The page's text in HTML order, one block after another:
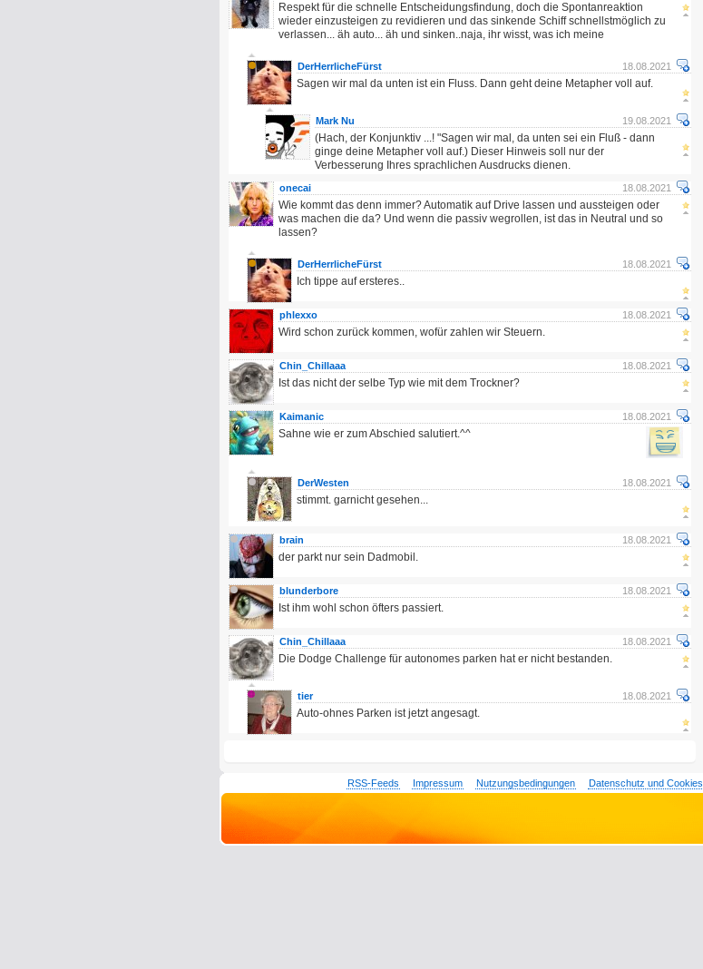
Respekt für die schnelle Entscheidungsfindung, doch die Spontanreaktion
wieder einzusteigen zu revidieren und das sinkende Schiff schnellstmöglich zu
verlassen... äh auto... äh und sinken..naja, ihr wisst, was ich meine
18.08.2021
DerHerrlicheFürst
Sagen wir mal da unten ist ein Fluss. Dann geht deine Metapher voll auf.
19.08.2021
Mark Nu
(Hach, der Konjunktiv ...! "Sagen wir mal, da unten sei ein Fluß - dann
ginge deine Metapher voll auf.) Dieser Hinweis soll nur der
Verbesserung Ihres sprachlichen Ausdrucks dienen.
18.08.2021
onecai
Wie kommt das denn immer? Automatik auf Drive lassen und aussteigen oder
was machen die da? Und wenn die passiv wegrollen, ist das in Neutral und so
lassen?
18.08.2021
DerHerrlicheFürst
Ich tippe auf ersteres..
18.08.2021
phlexxo
Wird schon zurück kommen, wofür zahlen wir Steuern.
18.08.2021
Chin_Chillaaa
Ist das nicht der selbe Typ wie mit dem Trockner?
18.08.2021
Kaimanic
Sahne wie er zum Abschied salutiert.^^
18.08.2021
DerWesten
stimmt. garnicht gesehen...
18.08.2021
brain
der parkt nur sein Dadmobil.
18.08.2021
blunderbore
Ist ihm wohl schon öfters passiert.
18.08.2021
Chin_Chillaaa
Die Dodge Challenge für autonomes parken hat er nicht bestanden.
18.08.2021
tier
Auto-ohnes Parken ist jetzt angesagt.
RSS-Feeds Impressum Nutzungsbedingungen Datenschutz und Cookies